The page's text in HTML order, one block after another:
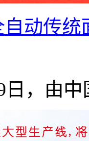
自动传
日，由中